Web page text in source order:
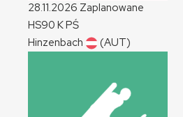
28.11.2026 Zaplanowane
HS90 KPŚ
Hinzenbach
(AUT)